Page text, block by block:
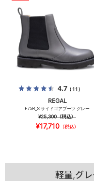
4.7（11）
REGAL
F75R_S サイドゴアブーツ グレー
¥25,300（税込）
¥17,710（税込）
軽量,グ